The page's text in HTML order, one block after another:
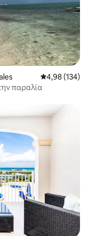
Μέση
4,98 (134)
παραλία